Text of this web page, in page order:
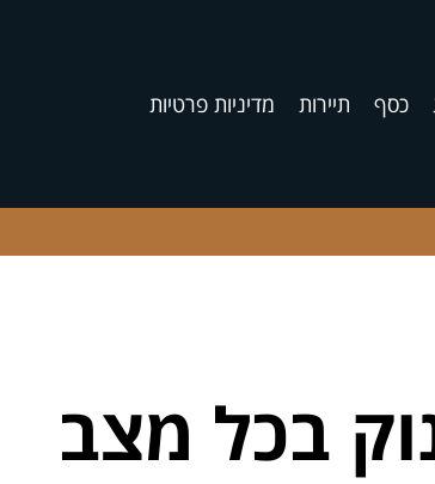
כסף תיירות מדיניות פרטיות
בכל מצב